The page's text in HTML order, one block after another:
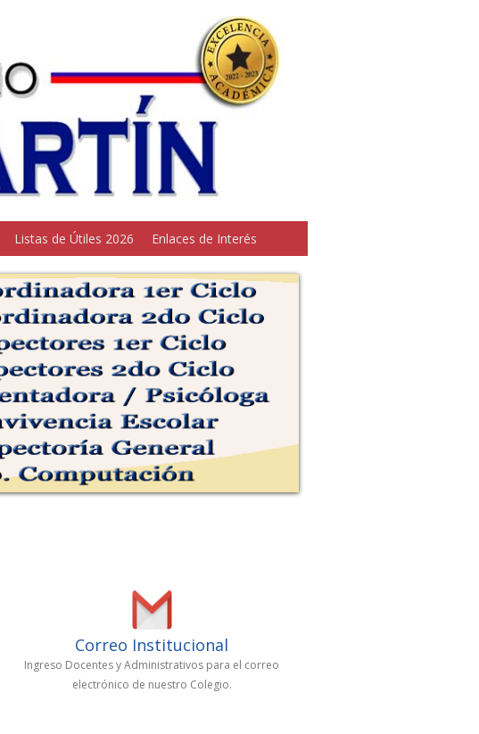
Listas de Útiles 2026 Enlaces de Interés
Correo Institucional
Ingreso Docentes y Administrativos para el correo
electrónico de nuestro Colegio.